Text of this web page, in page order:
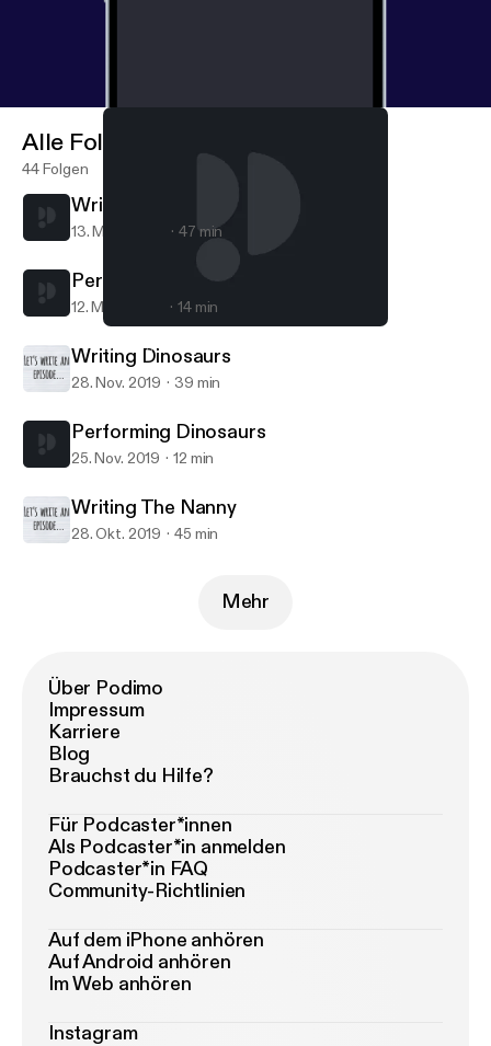
Let's Write an Episode
Alle Folgen
44 Folgen
Writing Dharma and Greg
13. März 2020 47 min
Performing Dharma and Greg
12. März 2020 14 min
Writing Dinosaurs
28. Nov. 2019 39 min
Performing Dinosaurs
25. Nov. 2019 12 min
Writing The Nanny
28. Okt. 2019 45 min
Mehr
Über Podimo
Impressum
Karriere
Blog
Brauchst du Hilfe?
Für Podcaster*innen
Als Podcaster*in anmelden
Podcaster*in FAQ
Community-Richtlinien
Auf dem iPhone anhören
Auf Android anhören
Im Web anhören
Instagram